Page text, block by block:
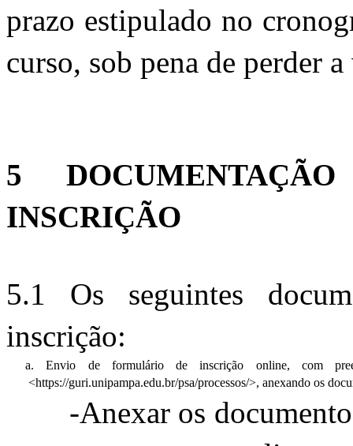
prazo estipulado no
curso, sob pena de perder
5
INSCRIÇÃO
5.1 Os seguintes
inscrição:
a. Envio de formulário de inscrição online, com
<https://guri.unipampa.edu.br/psa/processos/>, anexando os
-Anexar os